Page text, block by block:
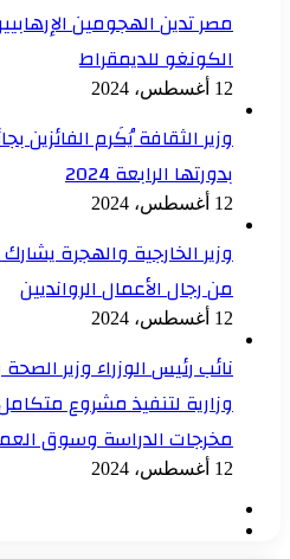
مصر تدين الهجومين
الكونغو للديمقراط
12 أغسطس، 2024
وزير الثقافة يُكَرم الفائزين
بدورتها الرابعة 2024
12 أغسطس، 2024
وزير الخارجية والهجرة
من رجال الأعمال الروانديين
12 أغسطس، 2024
نائب رئيس الوزراء وزير
وزارية لتنفيذ مشروع
مخرجات الدراسة وسوق
12 أغسطس، 2024